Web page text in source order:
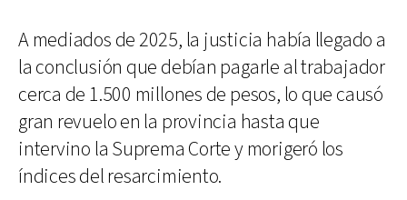
A mediados de 2025, la justicia había llegado a
la conclusión que debían pagarle al trabajador
cerca de 1.500 millones de pesos, lo que causó
gran revuelo en la provincia hasta que
intervino la Suprema Corte y morigeró los
índices del resarcimiento.